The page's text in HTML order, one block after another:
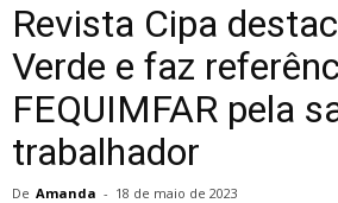
Revista Cipa
Verde e faz
FEQUIMFAR pela
trabalhador
De Amanda - 18 de maio de 2023